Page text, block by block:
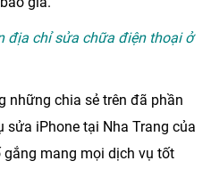
địa chỉ sửa chữa điện thoại ở
những chia sẻ trên đã phần
sửa iPhone tại Nha Trang của
mang mọi dịch vụ tốt